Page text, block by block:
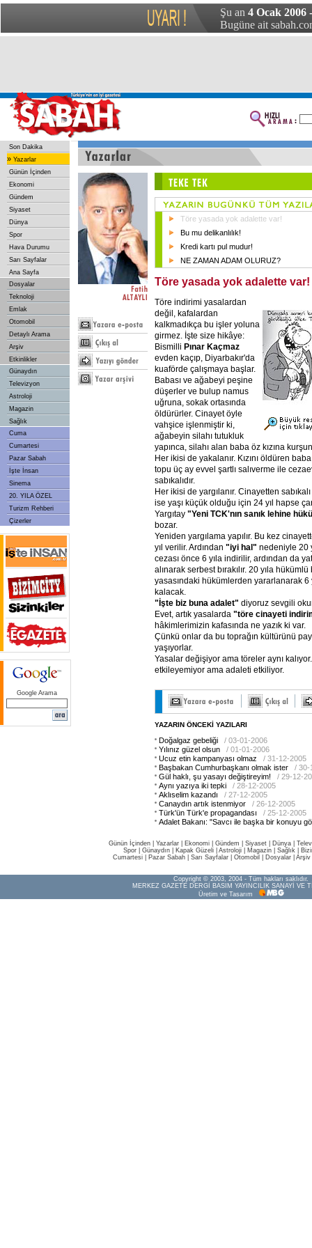
Şu an 4 Ocak 2006
Bugüne ait
Son Dakika
» Yazarlar
Günün İçinden
Ekonomi
Gündem
Siyaset
Dünya
Spor
Hava Durumu
Sarı Sayfalar
Ana Sayfa
Dosyalar
Teknoloji
Emlak
Otomobil
Detaylı Arama
Arşiv
Etkinlikler
Günaydın
Televizyon
Astroloji
Magazin
Sağlık
Cuma
Cumartesi
Pazar Sabah
İşte İnsan
Sinema
20. YILA ÖZEL
Turizm Rehberi
Çizerler
Google Arama
Töre yasada yok adalette var!
Bu mu delikanlılık!
Kredi kartı pul mudur!
NE ZAMAN ADAM OLURUZ?
Töre yasada yok adalette var!
Töre indirimi yasalardan
değil, kafalardan
kalkmadıkça bu işler yoluna
girmez. İşte size hikâye:
Bismilli Pınar Kaçmaz
evden kaçıp, Diyarbakır'da
kuaförde çalışmaya başlar.
Babası ve ağabeyi peşine
düşerler ve bulup namus
uğruna, sokak ortasında
öldürürler. Cinayet öyle
vahşice işlenmiştir ki,
ağabeyin silahı tutukluk
yapınca, silahı alan baba öz kızına
Her ikisi de yakalanır. Kızını öldüren
topu üç ay evvel şartlı salıverme ile
sabıkalıdır.
Her ikisi de yargılanır. Cinayetten
ise yaşı küçük olduğu için 24 yıl hapse
Yargıtay "Yeni TCK'nın sanık lehine
bozar.
Yeniden yargılama yapılır. Bu kez
yıl verilir. Ardından "iyi hal" nedeniyle 20
cezası önce 6 yıla indirilir, ardından da
alınarak serbest bırakılır. 20 yıla
yasasındaki hükümlerden yararlanarak 6
kalacak.
"İşte biz buna adalet" diyoruz sevgili
Evet, artık yasalarda "töre cinayeti
hâkimlerimizin kafasında ne yazık ki var.
Çünkü onlar da bu toprağın kültürünü
yaşıyorlar.
Yasalar değişiyor ama töreler aynı
etkileyemiyor ama adaleti etkiliyor.
YAZARIN ÖNCEKİ YAZILARI
Doğalgaz gebeliği
/ 03-01-2006
Yılınız güzel olsun
/ 01-01-2006
Ucuz etin kampanyası olmaz
/ 31-12-2005
Başbakan Cumhurbaşkanı olmak ister
/ 30-
Gül haklı, şu yasayı değiştireyim!
/ 29-12-
Aynı yazıya iki tepki
/ 28-12-2005
Aklıselim kazandı
/ 27-12-2005
Canaydın artık istenmiyor
/ 26-12-2005
Türk'ün Türk'e propagandası
/ 25-12-2005
Adalet Bakanı: "Savcı ile başka bir konuyu
Günün İçinden Yazarlar Ekonomi Gündem Siyaset Dünya |
Spor
Günaydın Kapak Güzeli Astroloji Magazin Sağlık
Cumartesi
Pazar Sabah Sarı Sayfalar Otomobil Dosyalar Arşiv
Copyright © 2003, 2004 - Tüm hakları saklıdır.
MERKEZ GAZETE DERGİ BASIM YAYINCILIK SANAYİ VE
Üretim ve Tasarım